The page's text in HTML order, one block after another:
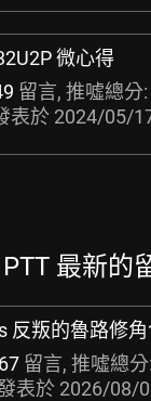
微心得
留言, 推噓總分:
表於 2024/05/
最新的
反叛的魯路修
67 留言, 推噓總分:
表於 2026/08/